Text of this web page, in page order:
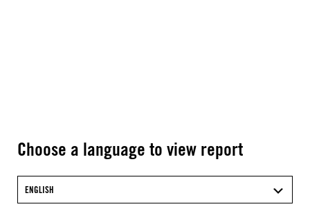
Choose a language to view report
ENGLISH